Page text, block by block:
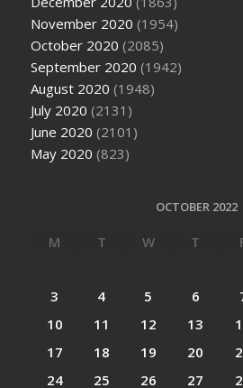
November 2020 (1954)
October 2020 (2085)
September 2020 (1942)
August 2020 (1948)
July 2020 (2131)
June 2020 (2101)
May 2020 (823)
OCTOBER 2022
M T W T
3
4 5 6
10
11 12 13
17
18 19 20
24
25 26 27